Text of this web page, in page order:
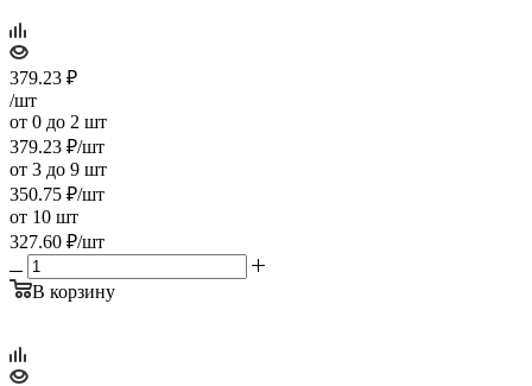
379.23 ₽
/шт
от 0 до 2 шт
379.23 ₽/шт
от 3 до 9 шт
350.75 ₽/шт
от 10 шт
327.60 ₽/шт
В корзину